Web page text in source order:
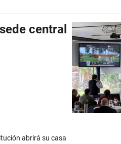
central
abrirá su casa